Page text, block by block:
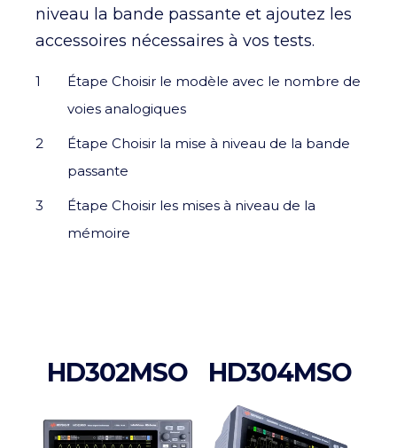
niveau la bande passante et ajoutez les
accessoires nécessaires à vos tests.
Étape Choisir le modèle avec le nombre de
voies analogiques
Étape Choisir la mise à niveau de la bande
passante
Étape Choisir les mises à niveau de la
mémoire
HD302MSO HD304MSO